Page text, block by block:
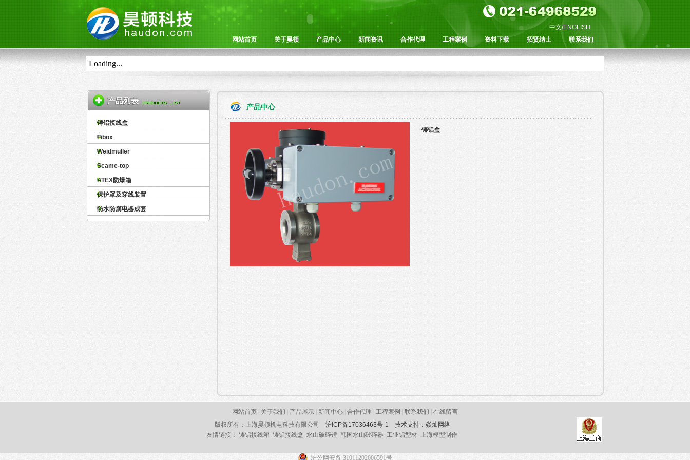
中文/ENGLISH
网站首页
关于昊顿 产品中心 新闻资讯 合作代理 工程案例 资料下载 招贤纳士 联系我们
Loading...
铸铝接线盒
Fibox
Weidmuller
Scame-top
ATEX防爆箱
保护罩及穿线装置
防水防腐电器成套
产品中心
铸铝盒
网站首页 关于我们 产品展示 新闻中心 合作代理 工程案例 联系我们
在线留言
版权所有：上海昊顿机电科技有限公司 沪ICP备17036463号-1
技术支持：焱灿网络
友情链接： 铸铝接线箱 铸铝接线盒 水山破碎锤 韩国水山破碎器 工业铝型材 上海模型制作
沪公网安备 31011202006591号